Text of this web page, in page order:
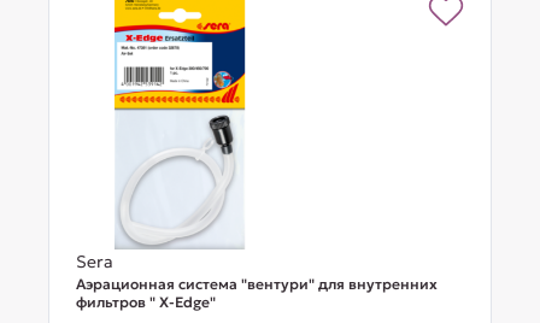
Sera
Аэрационная система "вентури" для внутренних
фильтров " X-Edge"